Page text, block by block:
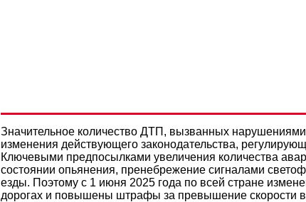
Значительное количество ДТП, вызванных
изменения действующего законодательства,
Ключевыми предпосылками увеличения количества
состоянии опьянения, пренебрежение сигналами
езды. Поэтому с 1 июня 2025 года по всей стране
дорогах и повышены штрафы за превышение скорости в